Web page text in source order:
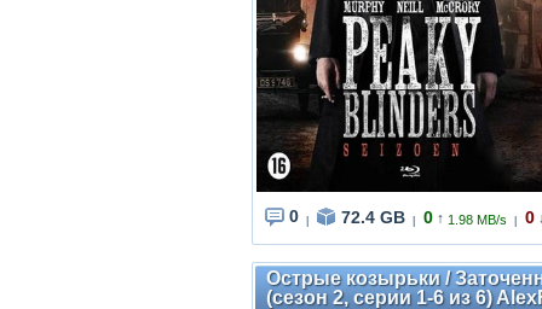
0 72.4 GB 0 ↑ 1.98 MB/s 0
Острые козырьки /
(сезон 2, серии 1-6 из 6)